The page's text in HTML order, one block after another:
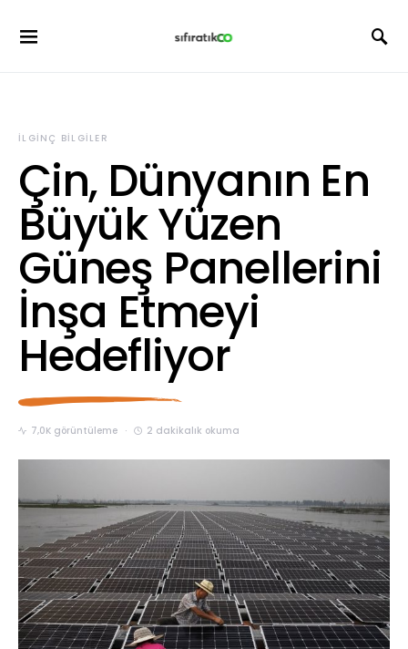
İLGINÇ BILGILER
Çin, Dünyanın En
Büyük Yüzen
Güneş Panellerini
İnşa Etmeyi
Hedefliyor
7,0K görüntüleme 2 dakikalık okuma